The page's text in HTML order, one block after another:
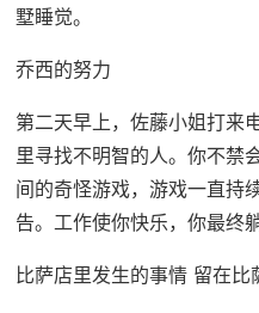
墅睡觉。
乔西的努力
第二天早上，佐藤小姐打来
里寻找不明智的人。你不禁
间的奇怪游戏，游戏一直持
告。工作使你快乐，你最终
比萨店里发生的事情 留在比